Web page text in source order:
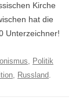
Kirche
hat die
Unterzeichner!
, Politik
, Russland.